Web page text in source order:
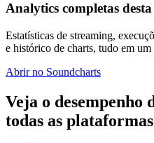
Analytics completas
Estatísticas de streaming,
e histórico de charts, tudo em um
Abrir no Soundcharts
Veja o desempenho
todas as plataformas